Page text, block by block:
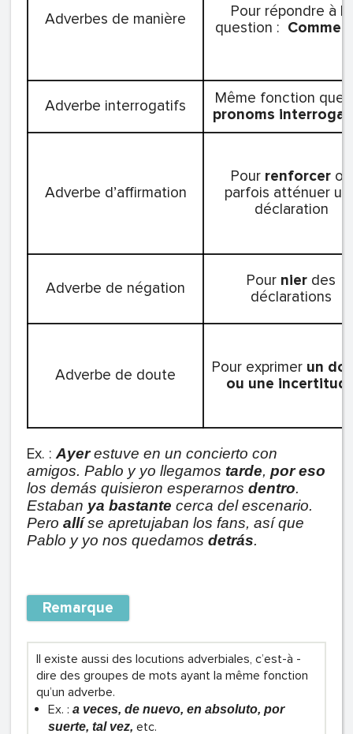
Adverbes de manière
Pour répondre à la
question :
Adverbe interrogatifs
Même fonction que
pronoms
Adverbe d’affirmation
Pour renforcer ou
parfois atténuer
déclaration
Adverbe de négation Pour nier des
déclarations
Adverbe de doute Pour exprimer un
ou une
Ex. :Ayerestuve en un concierto con
amigos. Pablo y yo llegamos tarde, por eso
los demás quisieron esperarnos dentro.
Estaban ya bastante cerca del escenario.
Pero allíse apretujaban los fans, así que
Pablo y yo nos quedamos detrás.
Remarque
Il existe aussi des locutions adverbiales, c’est-à -
dire des groupes de mots ayant la même fonction
qu’un adverbe.
Ex. : a veces, de nuevo, en absoluto, por
suerte, tal vez, etc.